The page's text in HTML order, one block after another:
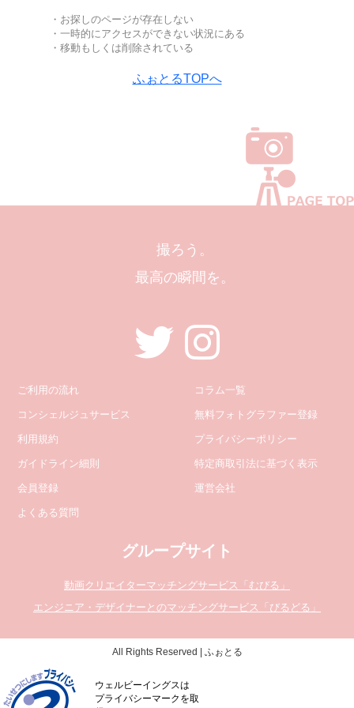
・お探しのページが存在しない
・一時的にアクセスができない状況にある
・移動もしくは削除されている
ふぉとるTOPへ
撮ろう。
最高の瞬間を。
ご利用の流れ
コンシェルジュサービス
利用規約
ガイドライン細則
会員登録
よくある質問
コラム一覧
無料フォトグラファー登録
プライバシーポリシー
特定商取引法に基づく表示
運営会社
グループサイト
動画クリエイターマッチングサービス「むびる」
エンジニア・デザイナーとのマッチングサービス「びるどる」
All Rights Reserved | ふぉとる
ウェルビーイングスは
プライバシーマークを取